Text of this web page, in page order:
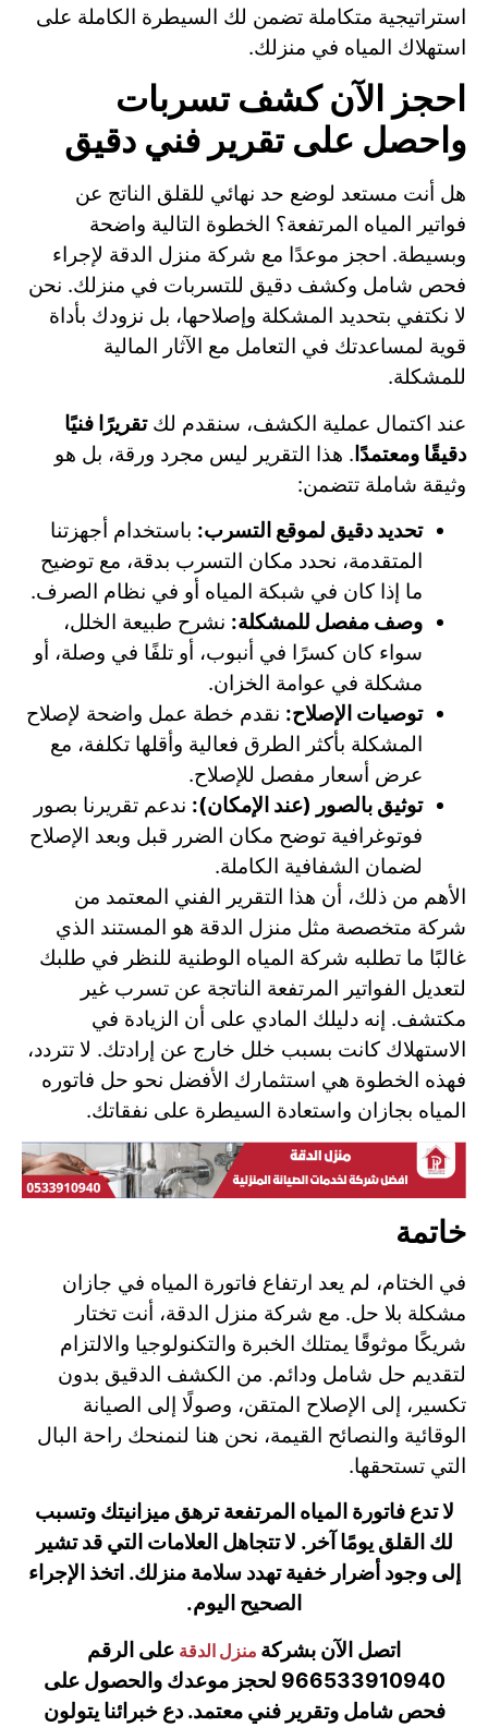
استراتيجية متكاملة تضمن لك السيطرة الكاملة على
استهلاك المياه في منزلك.
احجز الآن كشف تسربات
واحصل على تقرير فني دقيق
هل أنت مستعد لوضع حد نهائي للقلق الناتج عن
فواتير المياه المرتفعة؟ الخطوة التالية واضحة
وبسيطة. احجز موعدًا مع شركة منزل الدقة لإجراء
فحص شامل وكشف دقيق للتسربات في منزلك. نحن
لا نكتفي بتحديد المشكلة وإصلاحها، بل نزودك بأداة
قوية لمساعدتك في التعامل مع الآثار المالية
للمشكلة.
عند اكتمال عملية الكشف، سنقدم لكتقريرًا فنيًا
دقيقًا ومعتمدًا . هذا التقرير ليس مجرد ورقة، بل هو
وثيقة شاملة تتضمن:
تحديد دقيق لموقع التسرب: باستخدام أجهزتنا
المتقدمة، نحدد مكان التسرب بدقة، مع توضيح
ما إذا كان في شبكة المياه أو في نظام الصرف.
وصف مفصل للمشكلة: نشرح طبيعة الخلل،
سواء كان كسرًا في أنبوب، أو تلفًا في وصلة، أو
مشكلة في عوامة الخزان.
توصيات الإصلاح: نقدم خطة عمل واضحة لإصلاح
المشكلة بأكثر الطرق فعالية وأقلها تكلفة، مع
عرض أسعار مفصل للإصلاح.
توثيق بالصور (عند الإمكان): ندعم تقريرنا بصور
فوتوغرافية توضح مكان الضرر قبل وبعد الإصلاح
لضمان الشفافية الكاملة.
الأهم من ذلك، أن هذا التقرير الفني المعتمد من
شركة متخصصة مثل منزل الدقة هو المستند الذي
غالبًا ما تطلبه شركة المياه الوطنية للنظر في طلبك
لتعديل الفواتير المرتفعة الناتجة عن تسرب غير
مكتشف. إنه دليلك المادي على أن الزيادة في
الاستهلاك كانت بسبب خلل خارج عن إرادتك. لا تتردد،
فهذه الخطوة هي استثمارك الأفضل نحو حل فاتوره
المياه بجازان واستعادة السيطرة على نفقاتك.
خاتمة
في الختام، لم يعد ارتفاع فاتورة المياه في جازان
مشكلة بلا حل. مع شركة منزل الدقة، أنت تختار
شريكًا موثوقًا يمتلك الخبرة والتكنولوجيا والالتزام
لتقديم حل شامل ودائم. من الكشف الدقيق بدون
تكسير، إلى الإصلاح المتقن، وصولًا إلى الصيانة
الوقائية والنصائح القيمة، نحن هنا لنمنحك راحة البال
التي تستحقها.
لا تدع فاتورة المياه المرتفعة ترهق ميزانيتك وتسبب
لك القلق يومًا آخر. لا تتجاهل العلامات التي قد تشير
إلى وجود أضرار خفية تهدد سلامة منزلك. اتخذ الإجراء
الصحيح اليوم.
اتصل الآن بشركة منزل الدقة على الرقم
966533910940 لحجز موعدك والحصول على
فحص شامل وتقرير فني معتمد. دع خبرائنا يتولون